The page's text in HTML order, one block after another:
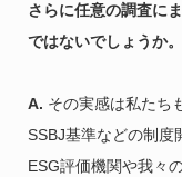
さらに任意の調査に
ではないでしょうか。
A. その実感は私たち
SSBJ基準などの制度
ESG評価機関や我々